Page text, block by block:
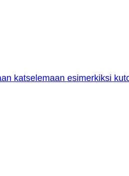
katselemaan esimerkiksi